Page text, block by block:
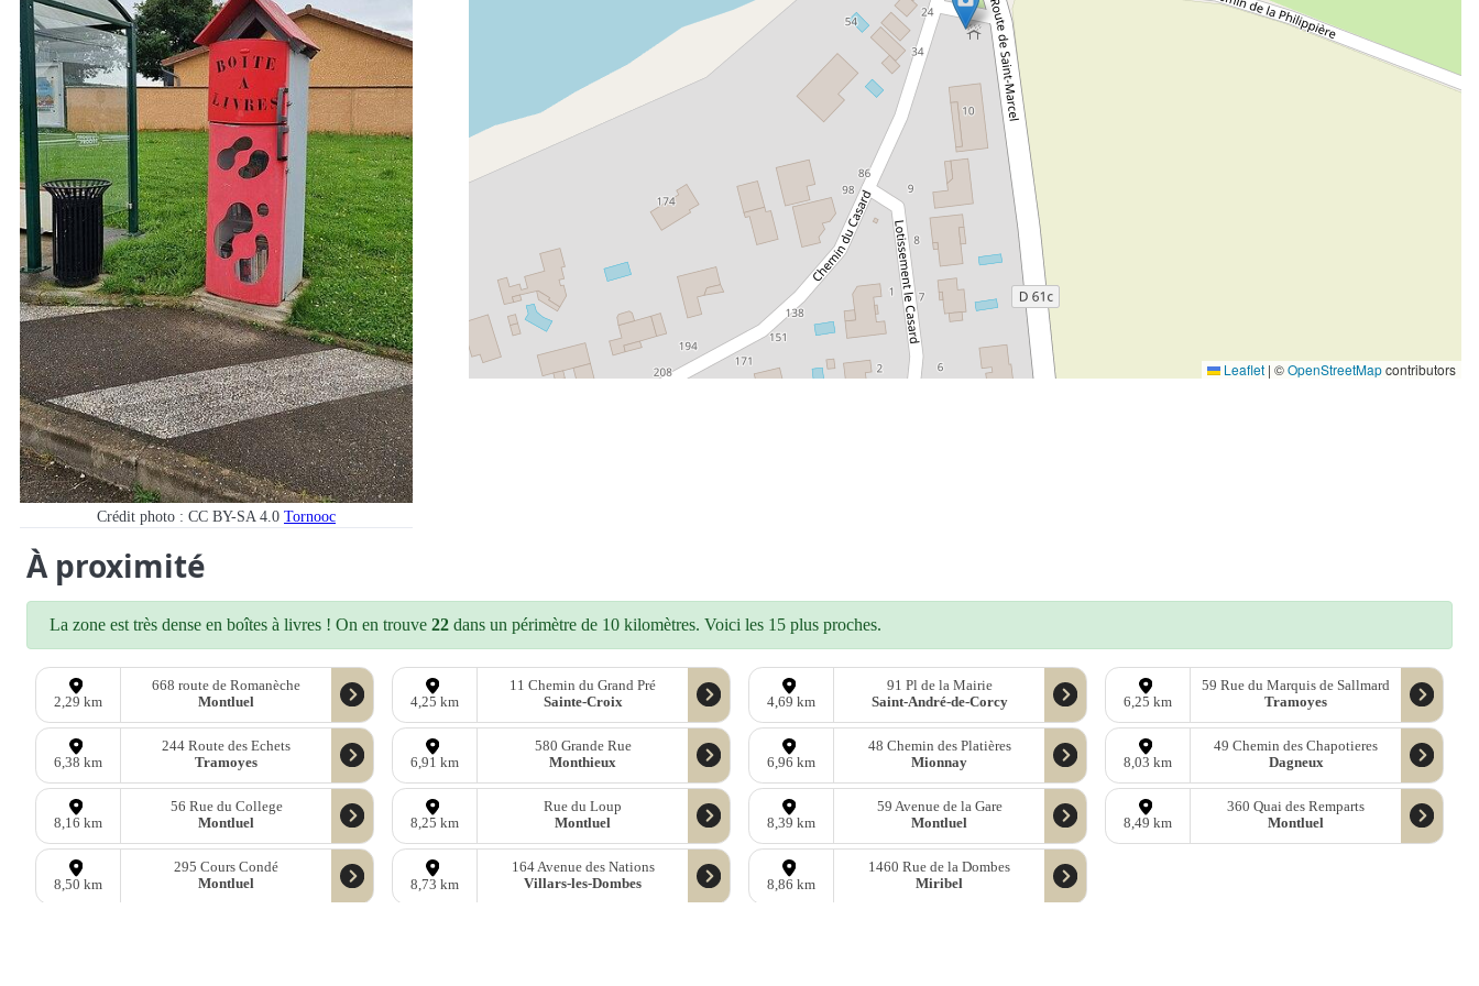
Crédit photo : CC BY-SA 4.0 Tornooc
Leaflet | ©OpenStreetMapcontributors
À proximité
La zone est très dense en boîtes à livres ! On en trouve 22 dans un périmètre de 10 kilomètres. Voici les 15 plus proches.
2,29 km
668 route de Romanèche
Montluel
4,25 km
11 Chemin du Grand Pré
Sainte-Croix
4,69 km
91 Pl de la Mairie
Saint-André-de-Corcy
6,25 km
59 Rue du Marquis de Sallmard
Tramoyes
6,38 km
244 Route des Echets
Tramoyes
6,91 km
580 Grande Rue
Monthieux
6,96 km
48 Chemin des Platières
Mionnay
8,03 km
49 Chemin des Chapotieres
Dagneux
8,16 km
56 Rue du College
Montluel
8,25 km
Rue du Loup
Montluel
8,39 km
59 Avenue de la Gare
Montluel
8,49 km
360 Quai des Remparts
Montluel
8,50 km
295 Cours Condé
Montluel
8,73 km
164 Avenue des Nations
Villars-les-Dombes
8,86 km
1460 Rue de la Dombes
Miribel